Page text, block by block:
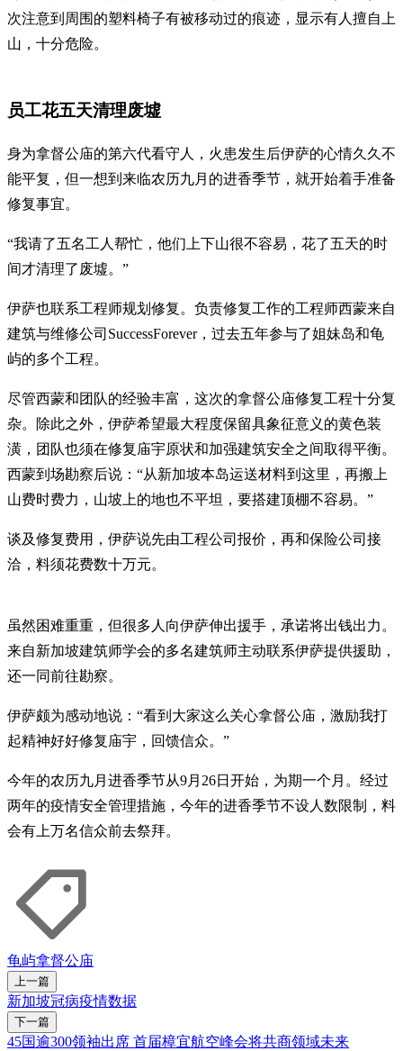
次注意到周围的塑料椅子有被移动过的痕迹，显示有人擅自上
山，十分危险。
员工花五天清理废墟
身为拿督公庙的第六代看守人，火患发生后伊萨的心情久久不
能平复，但一想到来临农历九月的进香季节，就开始着手准备
修复事宜。
“我请了五名工人帮忙，他们上下山很不容易，花了五天的时
间才清理了废墟。”
伊萨也联系工程师规划修复。负责修复工作的工程师西蒙来自
建筑与维修公司SuccessForever，过去五年参与了姐妹岛和龟
屿的多个工程。
尽管西蒙和团队的经验丰富，这次的拿督公庙修复工程十分复
杂。除此之外，伊萨希望最大程度保留具象征意义的黄色装
潢，团队也须在修复庙宇原状和加强建筑安全之间取得平衡。
西蒙到场勘察后说：“从新加坡本岛运送材料到这里，再搬上
山费时费力，山坡上的地也不平坦，要搭建顶棚不容易。”
谈及修复费用，伊萨说先由工程公司报价，再和保险公司接
洽，料须花费数十万元。
虽然困难重重，但很多人向伊萨伸出援手，承诺将出钱出力。
来自新加坡建筑师学会的多名建筑师主动联系伊萨提供援助，
还一同前往勘察。
伊萨颇为感动地说：“看到大家这么关心拿督公庙，激励我打
起精神好好修复庙宇，回馈信众。”
今年的农历九月进香季节从9月26日开始，为期一个月。经过
两年的疫情安全管理措施，今年的进香季节不设人数限制，料
会有上万名信众前去祭拜。
龟屿拿督公庙
上一篇
新加坡冠病疫情数据
下一篇
45国逾300领袖出席 首届樟宜航空峰会将共商领域未来